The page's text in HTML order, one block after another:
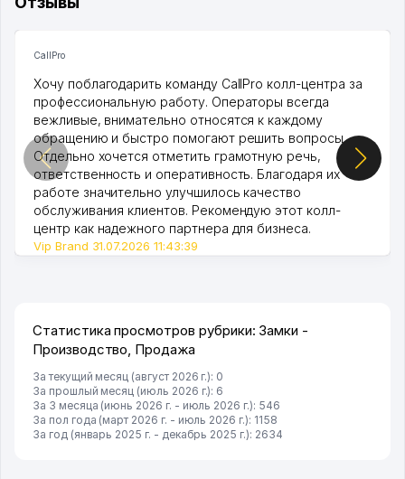
CallPro
Хочу поблагодарить команду CallPro колл-центра за
профессиональную работу. Операторы всегда
вежливые, внимательно относятся к каждому
обращению и быстро помогают решить вопросы.
Отдельно хочется отметить грамотную речь,
ответственность и оперативность. Благодаря их
работе значительно улучшилось качество
обслуживания клиентов. Рекомендую этот колл-
центр как надежного партнера для бизнеса.
Vip Brand 31.07.2026 11:43:39
Статистика просмотров рубрики: Замки -
Производство, Продажа
За текущий месяц (август 2026 г.): 0
За прошлый месяц (июль 2026 г.): 6
За 3 месяца (июнь 2026 г. - июль 2026 г.): 546
За пол года (март 2026 г. - июль 2026 г.): 1158
За год (январь 2025 г. - декабрь 2025 г.): 2634